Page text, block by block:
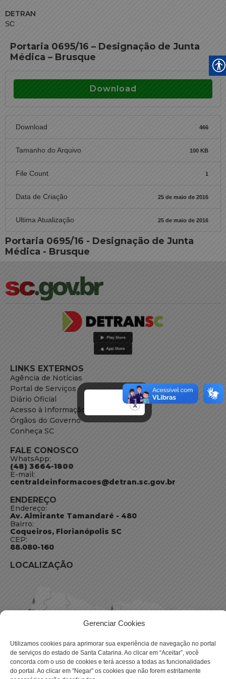
Gerenciar Cookies
Utilizamos cookies para aprimorar sua experiência de navegação no portal
de serviços do estado de Santa Catarina. Ao clicar em “Aceitar”, você
concorda com o uso de cookies e terá acesso a todas as funcionalidades
do portal. Ao clicar em "Negar" os cookies que não forem estritamente
DETRAN
SC
Portaria 0695/16 – Designação de Junta
Médica – Brusque
Download
Download 466
Tamanho do Arquivo 100 KB
File Count 1
Data de Criação 25 de maio de 2016
Ultima Atualização 25 de maio de 2016
Portaria 0695/16 - Designação de Junta
Médica - Brusque
LINKS EXTERNOS
Agência de Notícias
Portal de Serviços
Diário Oficial
Acesso à Informação
Órgãos do Governo
Conheça SC
FALE CONOSCO
WhatsApp:
(48) 3664-1800
E-mail:
centraldeinformacoes@detran.sc.gov.br
ENDEREÇO
Endereço:
Av. Almirante Tamandaré - 480
Bairro:
Coqueiros, Florianópolis SC
CEP:
88.080-160
LOCALIZAÇÃO